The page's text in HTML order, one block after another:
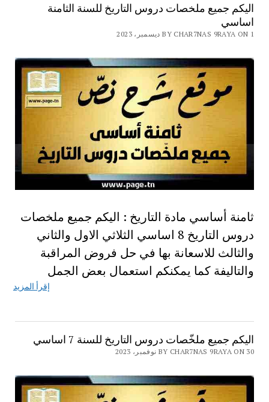
اليكم جميع ملخصات دروس التاريخ للسنة الثامنة
اساسي
BY CHAR7NAS 9RAYA ON 1 ديسمبر، 2023
ثامنة أساسي مادة التاريخ : اليكم جميع ملخصات
دروس التاريخ 8 اساسي الثلاثي الاول والثاني
والثالث للاسعانة بها في حل فروض المراقبة
والتاليفة كما يمكنكم استعمال بعض الجمل
إقرأ المزيد
اليكم جميع ملخّصات دروس التاريخ للسنة 7 اساسي
BY CHAR7NAS 9RAYA ON 30 نوفمبر، 2023